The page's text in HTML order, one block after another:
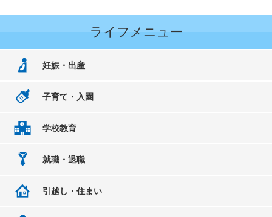
ライフメニュー
妊娠・出産
子育て・入園
学校教育
就職・退職
引越し・住まい